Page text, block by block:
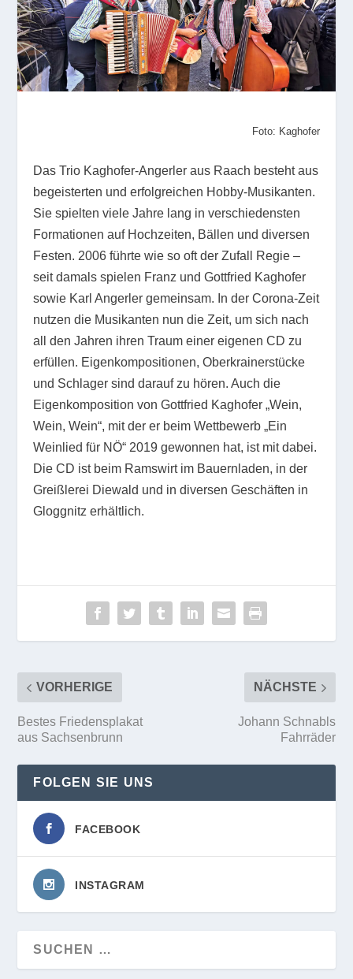
Foto: Kaghofer
Das Trio Kaghofer-Angerler aus Raach besteht aus
begeisterten und erfolgreichen Hobby-Musikanten.
Sie spielten viele Jahre lang in verschiedensten
Formationen auf Hochzeiten, Bällen und diversen
Festen. 2006 führte wie so oft der Zufall Regie –
seit damals spielen Franz und Gottfried Kaghofer
sowie Karl Angerler gemeinsam. In der Corona-Zeit
nutzen die Musikanten nun die Zeit, um sich nach
all den Jahren ihren Traum einer eigenen CD zu
erfüllen. Eigenkompositionen, Oberkrainerstücke
und Schlager sind darauf zu hören. Auch die
Eigenkomposition von Gottfried Kaghofer „Wein,
Wein, Wein“, mit der er beim Wettbewerb „Ein
Weinlied für NÖ“ 2019 gewonnen hat, ist mit dabei.
Die CD ist beim Ramswirt im Bauernladen, in der
Greißlerei Diewald und in diversen Geschäften in
Gloggnitz erhältlich.
VORHERIGE
Bestes Friedensplakat
aus Sachsenbrunn
NÄCHSTE
Johann Schnabls
Fahrräder
FOLGEN SIE UNS
FACEBOOK
INSTAGRAM